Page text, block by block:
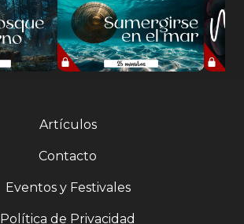
Artículos
Contacto
Eventos y Festivales
Política de Privacidad